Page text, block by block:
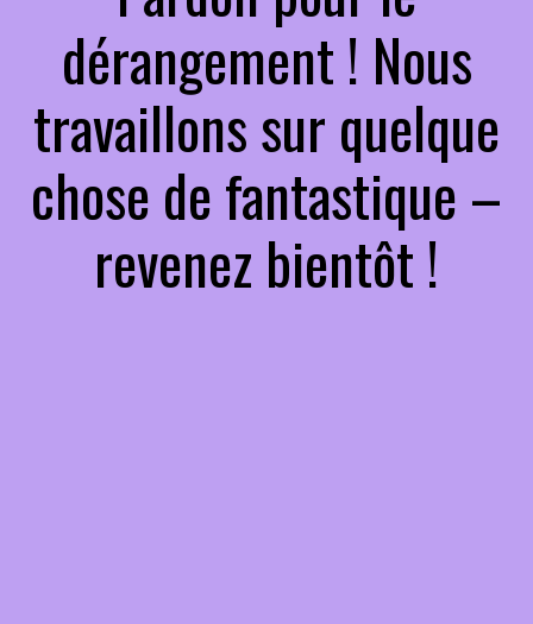
dérangement ! Nous
travaillons sur quelque
chose de fantastique –
revenez bientôt !